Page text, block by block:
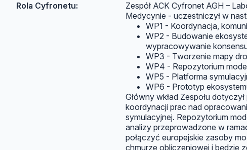
Rola Cyfronetu:
Zespół ACK Cyfronet AGH –
Medycynie - uczestniczył w
WP1 - Koordynacja,
WP2 - Budowanie
wypracowywanie
WP3 - Tworzenie mapy
WP4 - Repozytorium
WP5 - Platforma
WP6 - Prototyp
Główny wkład Zespołu
koordynacji prac nad
symulacyjnej. Repozytorium
analizy przeprowadzone w
połączyć europejskie zasoby
chmurze obliczeniowej i będzie